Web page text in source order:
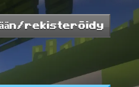
rekisteröidy